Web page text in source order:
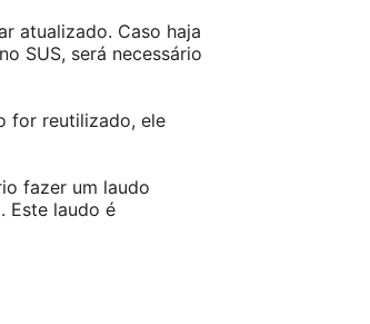
atualizado. Caso haja
SUS, será necessário
for reutilizado, ele
fazer um laudo
Este laudo é